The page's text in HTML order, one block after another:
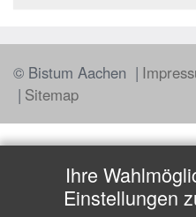
© Bistum Aachen
Sitemap
Ihre
Einstellungen